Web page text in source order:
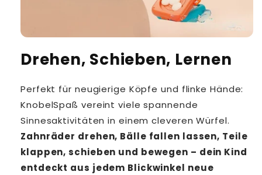
Drehen, Schieben, Lernen
Perfekt für neugierige Köpfe und flinke Hände:
KnobelSpaß vereint viele spannende
Sinnesaktivitäten in einem cleveren Würfel.
Zahnräder drehen, Bälle fallen lassen, Teile
klappen, schieben und bewegen – dein Kind
entdeckt aus jedem Blickwinkel neue